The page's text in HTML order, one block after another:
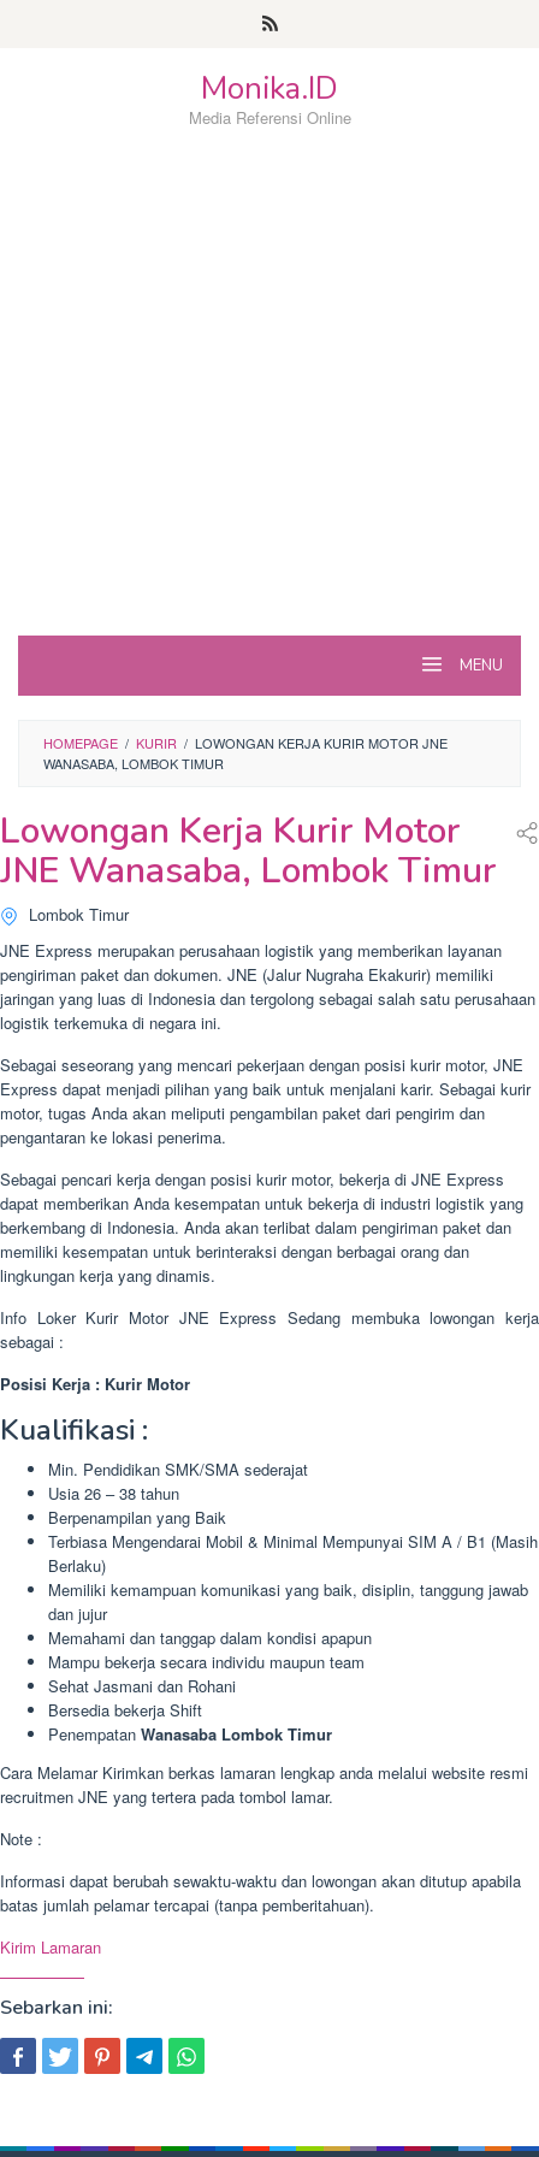
Monika.ID
Media Referensi Online
MENU
HOMEPAGE / KURIR / LOWONGAN KERJA KURIR MOTOR JNE
WANASABA, LOMBOK TIMUR
Lowongan Kerja Kurir Motor
JNE Wanasaba, Lombok Timur
Lombok Timur
JNE Express merupakan perusahaan logistik yang memberikan layanan
pengiriman paket dan dokumen. JNE (Jalur Nugraha Ekakurir) memiliki
jaringan yang luas di Indonesia dan tergolong sebagai salah satu perusahaan
logistik terkemuka di negara ini.
Sebagai seseorang yang mencari pekerjaan dengan posisi kurir motor, JNE
Express dapat menjadi pilihan yang baik untuk menjalani karir. Sebagai kurir
motor, tugas Anda akan meliputi pengambilan paket dari pengirim dan
pengantaran ke lokasi penerima.
Sebagai pencari kerja dengan posisi kurir motor, bekerja di JNE Express
dapat memberikan Anda kesempatan untuk bekerja di industri logistik yang
berkembang di Indonesia. Anda akan terlibat dalam pengiriman paket dan
memiliki kesempatan untuk berinteraksi dengan berbagai orang dan
lingkungan kerja yang dinamis.
Info Loker Kurir Motor JNE Express Sedang membuka lowongan kerja
sebagai :
Posisi Kerja : Kurir Motor
Kualifikasi :
Min. Pendidikan SMK/SMA sederajat
Usia 26 – 38 tahun
Berpenampilan yang Baik
Terbiasa Mengendarai Mobil & Minimal Mempunyai SIM A / B1 (Masih
Berlaku)
Memiliki kemampuan komunikasi yang baik, disiplin, tanggung jawab
dan jujur
Memahami dan tanggap dalam kondisi apapun
Mampu bekerja secara individu maupun team
Sehat Jasmani dan Rohani
Bersedia bekerja Shift
Penempatan Wanasaba Lombok Timur
Cara Melamar Kirimkan berkas lamaran lengkap anda melalui website resmi
recruitmen JNE yang tertera pada tombol lamar.
Note :
Informasi dapat berubah sewaktu-waktu dan lowongan akan ditutup apabila
batas jumlah pelamar tercapai (tanpa pemberitahuan).
Kirim Lamaran
Sebarkan ini: